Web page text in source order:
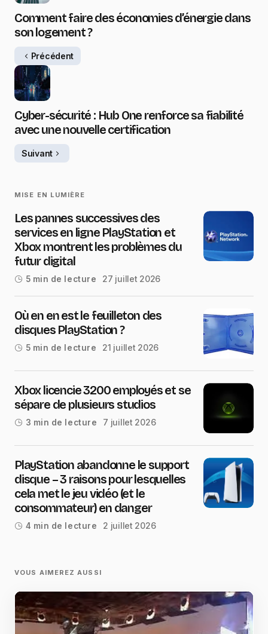
Comment faire des économies d’énergie dans
son logement ?
Précédent
Cyber-sécurité : Hub One renforce sa fiabilité
avec une nouvelle certification
Suivant
MISE EN LUMIÈRE
Les pannes successives des
services en ligne PlayStation et
Xbox montrent les problèmes du
futur digital
5 min de lecture 27 juillet 2026
Où en en est le feuilleton des
disques PlayStation ?
5 min de lecture 21 juillet 2026
Xbox licencie 3200 employés et se
sépare de plusieurs studios
3 min de lecture 7 juillet 2026
PlayStation abandonne le support
disque – 3 raisons pour lesquelles
cela met le jeu vidéo (et le
consommateur) en danger
4 min de lecture 2 juillet 2026
VOUS AIMEREZ AUSSI